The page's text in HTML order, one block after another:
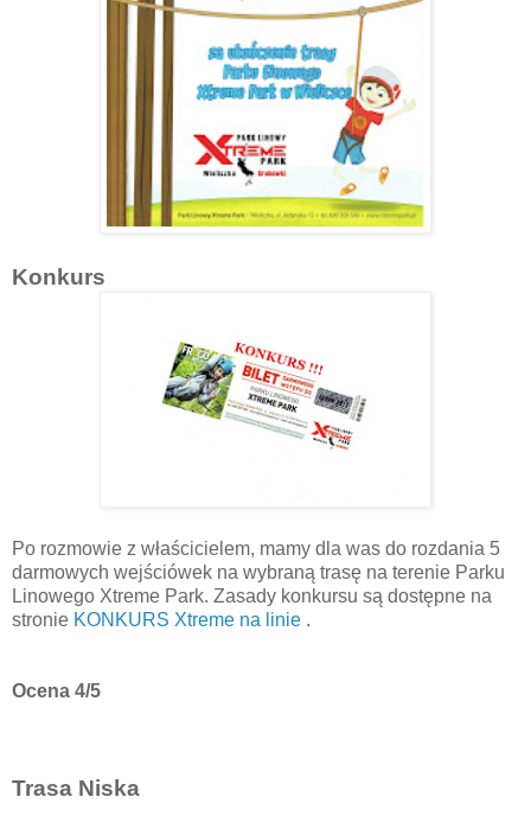
Konkurs
Po rozmowie z właścicielem, mamy dla was do rozdania 5
darmowych wejściówek na wybraną trasę na terenie Parku
Linowego Xtreme Park. Zasady konkursu są dostępne na
stronie KONKURS Xtreme na linie .
Ocena 4/5
Trasa Niska